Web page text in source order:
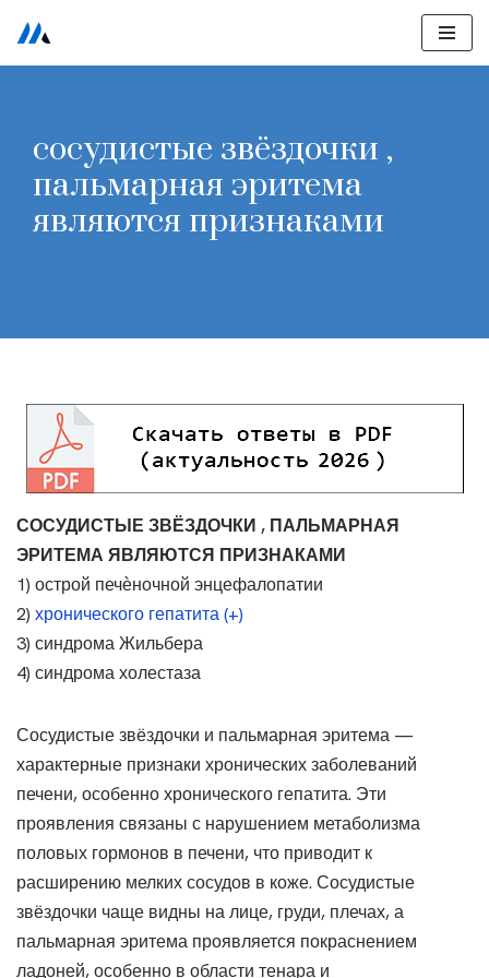
Перейти
сосудистые звёздочки ,
пальмарная эритема
являются признаками
СОСУДИСТЫЕ ЗВЁЗДОЧКИ , ПАЛЬМАРНАЯ
ЭРИТЕМА ЯВЛЯЮТСЯ ПРИЗНАКАМИ
1) острой печѐночной энцефалопатии
2) хронического гепатита (+)
3) синдрома Жильбера
4) синдрома холестаза
Сосудистые звёздочки и пальмарная эритема —
характерные признаки хронических заболеваний
печени, особенно хронического гепатита. Эти
проявления связаны с нарушением метаболизма
половых гормонов в печени, что приводит к
расширению мелких сосудов в коже. Сосудистые
звёздочки чаще видны на лице, груди, плечах, а
пальмарная эритема проявляется покраснением
ладоней, особенно в области тенара и